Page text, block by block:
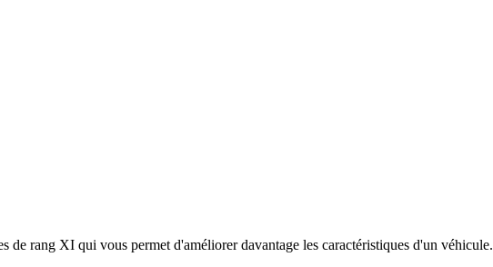
de rang XI qui vous permet d'améliorer davantage les caractéristiques d'un véhicule.